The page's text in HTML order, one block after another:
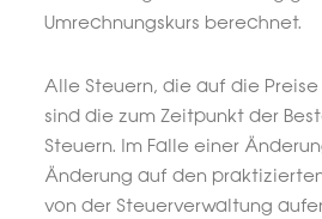
Umrechnungskurs berechnet.
Alle Steuern, die auf die
sind die zum Zeitpunkt der
Steuern. Im Falle einer
Änderung auf den
von der Steuerverwaltung